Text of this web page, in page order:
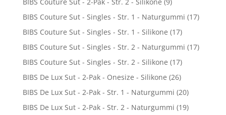
BIBS Couture Sut - Singles - Str. 1 - Naturgummi (17)
BIBS Couture Sut - Singles - Str. 1 - Silikone (17)
BIBS Couture Sut - Singles - Str. 2 - Naturgummi (17)
BIBS Couture Sut - Singles - Str. 2 - Silikone (17)
BIBS De Lux Sut - 2-Pak - Onesize - Silikone (26)
BIBS De Lux Sut - 2-Pak - Str. 1 - Naturgummi (20)
BIBS De Lux Sut - 2-Pak - Str. 2 - Naturgummi (19)